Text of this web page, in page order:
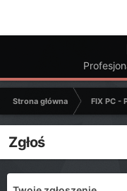
Strona główna FIX PC -
Zgłoś